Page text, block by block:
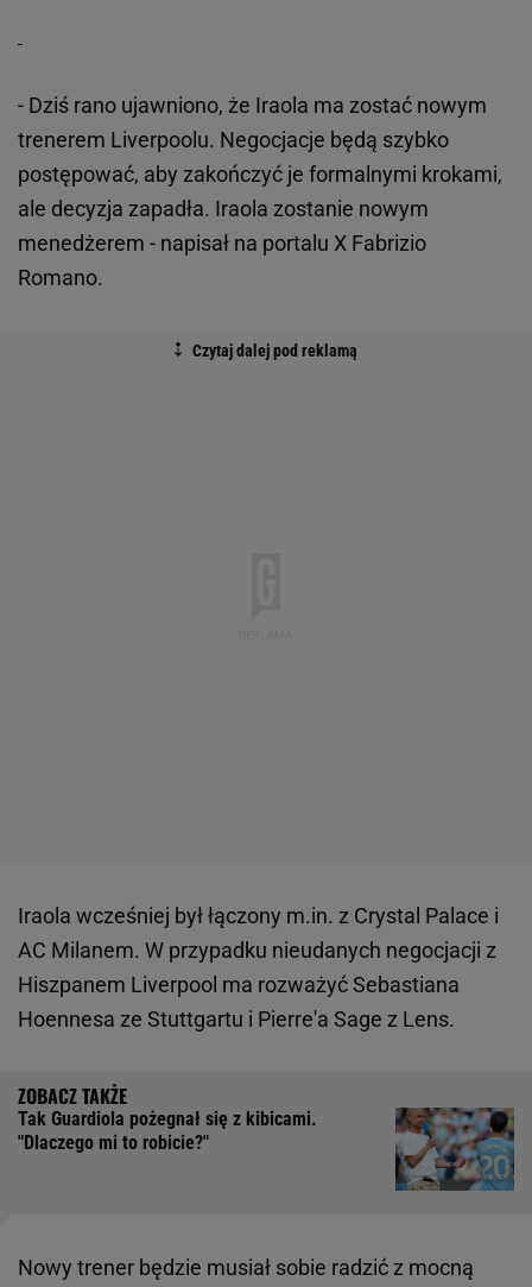
- Dziś rano ujawniono, że Iraola ma zostać nowym
trenerem Liverpoolu. Negocjacje będą szybko
postępować, aby zakończyć je formalnymi krokami,
ale decyzja zapadła. Iraola zostanie nowym
menedżerem - napisał na portalu X Fabrizio
Romano.
Iraola wcześniej był łączony m.in. z Crystal Palace i
AC Milanem. W przypadku nieudanych negocjacji z
Hiszpanem Liverpool ma rozważyć Sebastiana
Hoennesa ze Stuttgartu i Pierre'a Sage z Lens.
Tak Guardiola pożegnał się z kibicami.
"Dlaczego mi to robicie?"
Nowy trener będzie musiał sobie radzić z mocną